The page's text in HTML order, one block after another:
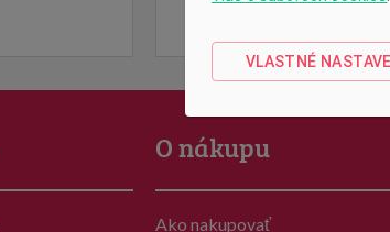
O nákupu
Ako nakupovať
VLASTNÉ